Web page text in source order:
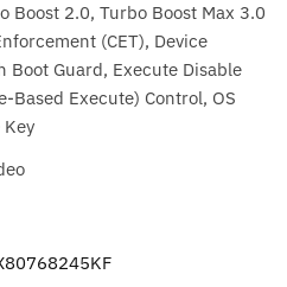
Boost 2.0, Turbo Boost Max 3.0
(CET), Device
Boot Guard, Execute Disable
Based Execute) Control, OS
Key